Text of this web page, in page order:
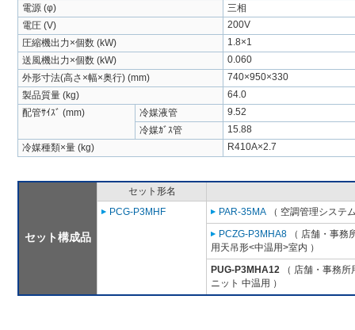
電源 (φ)
三相
電圧 (V)
200V
圧縮機出力×個数 (kW)
1.8×1
送風機出力×個数 (kW)
0.060
外形寸法(高さ×幅×奥行) (mm)
740×950×330
製品質量 (kg)
64.0
配管ｻｲｽﾞ (mm)
冷媒液管
9.52
冷媒ｶﾞｽ管
15.88
冷媒種類×量 (kg)
R410A×2.7
セット構成品
セット形名
PCG-P3MHF
PAR-35MA （ 空調管理システ
PCZG-P3MHA8 （ 店舗・事務
用天吊形<中温用>室内 ）
PUG-P3MHA12 （ 店舗・事務
ニット 中温用 ）